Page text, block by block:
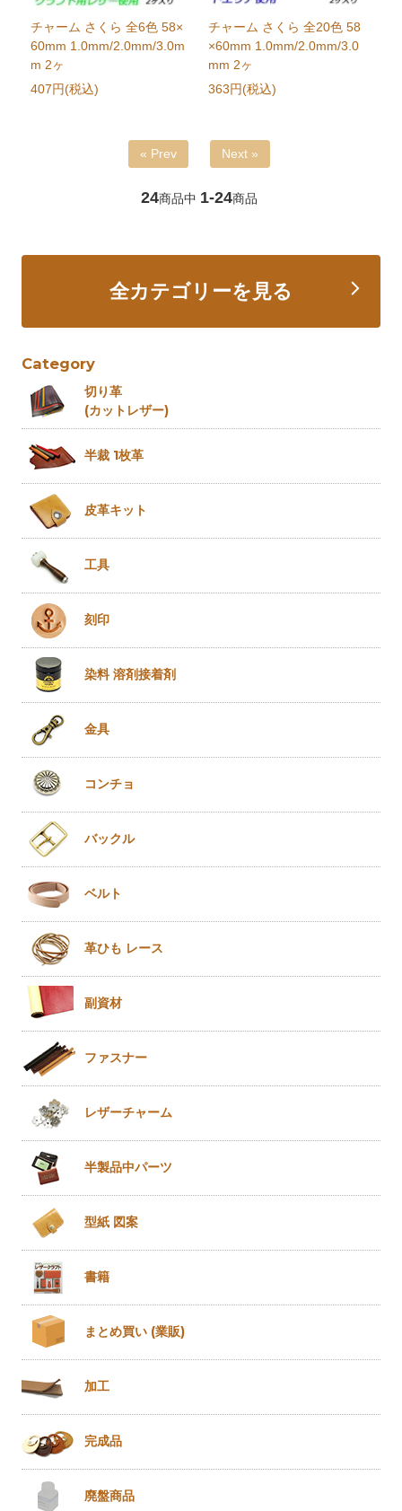
チャーム さくら 全6色 58×
60mm 1.0mm/2.0mm/3.0m
m 2ヶ
407円(税込)
チャーム さくら 全20色 58
×60mm 1.0mm/2.0mm/3.0
mm 2ヶ
363円(税込)
« Prev Next »
24商品中 1-24商品
全カテゴリーを見る
Category
切り革
(カットレザー)
半裁 1枚革
皮革キット
工具
刻印
染料 溶剤接着剤
金具
コンチョ
バックル
ベルト
革ひも レース
副資材
ファスナー
レザーチャーム
半製品中パーツ
型紙 図案
書籍
まとめ買い (業販)
加工
完成品
廃盤商品